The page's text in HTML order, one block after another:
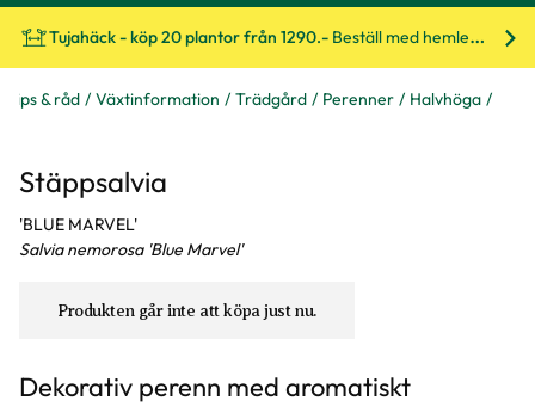
Tujahäck - köp 20 plantor från 1290.- Beställ med hemleverans!
Tips & råd Växtinformation Trädgård Perenner Halvhöga
Stäppsalvia
'BLUE MARVEL'
Salvia nemorosa 'Blue Marvel'
Produkten går inte att köpa just nu.
Dekorativ perenn med aromatiskt